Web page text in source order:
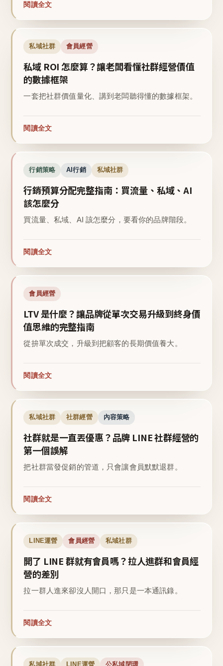
閱讀全文
私域社群 會員經營
私域 ROI 怎麼算？讓老闆看懂社群經營價值
的數據框架
一套把社群價值量化、講到老闆聽得懂的數據框架。
閱讀全文
行銷策略 AI行銷 私域社群
行銷預算分配完整指南：買流量、私域、AI
該怎麼分
買流量、私域、AI 該怎麼分，要看你的品牌階段。
閱讀全文
會員經營
LTV 是什麼？讓品牌從單次交易升級到終身價
值思維的完整指南
從拚單次成交，升級到把顧客的長期價值養大。
閱讀全文
私域社群 社群經營 內容策略
社群就是一直丟優惠？品牌 LINE 社群經營的
第一個誤解
把社群當發促銷的管道，只會讓會員默默退群。
閱讀全文
LINE運營 會員經營 私域社群
開了 LINE 群就有會員嗎？拉人進群和會員經
營的差別
拉一群人進來卻沒人開口，那只是一本通訊錄。
閱讀全文